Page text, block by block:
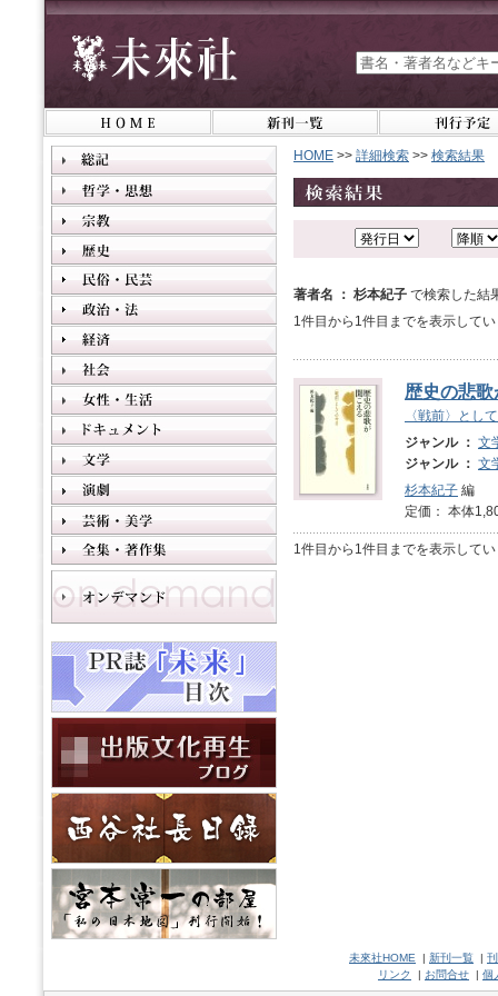
HOME >> 詳細検索 >> 検索結果
著者名 ： 杉本紀子 で検索した結
1件目から1件目までを表示して
歴史の悲
〈戦前〉とし
ジャンル ： 文
ジャンル ： 文
杉本紀子 編
定価： 本体
1件目から1件目までを表示して
未來社HOME | 新刊一覧 |
リンク
| お問合せ | 個